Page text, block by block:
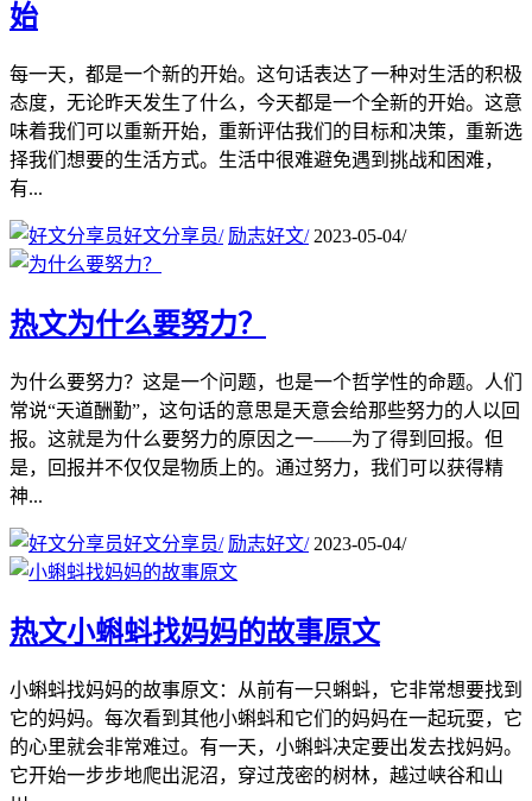
始
每一天，都是一个新的开始。这句话表达了一种对生活的积极
态度，无论昨天发生了什么，今天都是一个全新的开始。这意
味着我们可以重新开始，重新评估我们的目标和决策，重新选
择我们想要的生活方式。生活中很难避免遇到挑战和困难，
有...
好文分享员/ 励志好文/ 2023-05-04/
热文为什么要努力？
为什么要努力？这是一个问题，也是一个哲学性的命题。人们
常说“天道酬勤”，这句话的意思是天意会给那些努力的人以回
报。这就是为什么要努力的原因之一——为了得到回报。但
是，回报并不仅仅是物质上的。通过努力，我们可以获得精
神...
好文分享员/ 励志好文/ 2023-05-04/
热文小蝌蚪找妈妈的故事原文
小蝌蚪找妈妈的故事原文：从前有一只蝌蚪，它非常想要找到
它的妈妈。每次看到其他小蝌蚪和它们的妈妈在一起玩耍，它
的心里就会非常难过。有一天，小蝌蚪决定要出发去找妈妈。
它开始一步步地爬出泥沼，穿过茂密的树林，越过峡谷和山